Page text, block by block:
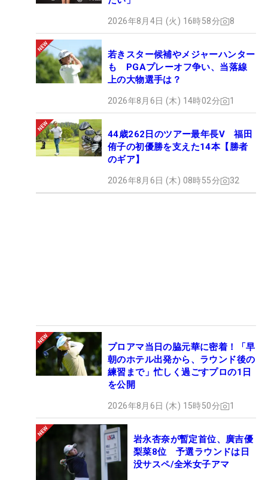
2026年8月4日 (火) 16時58分 8
若きスター候補やメジャーハンター
も PGAプレーオフ争い、当落線
上の大物選手は？
2026年8月6日 (木) 14時02分 1
44歳262日のツアー最年長V 福田
侑子の初優勝を支えた14本【勝者
のギア】
2026年8月6日 (木) 08時55分 32
プロアマ当日の脇元華に密着！「早
朝のホテル出発から、ラウンド後の
練習まで」忙しく過ごすプロの1日
を公開
2026年8月6日 (木) 15時50分 1
岩永杏奈が暫定首位、廣吉優
梨菜8位 予選ラウンドは日
没サスペ/全米女子アマ